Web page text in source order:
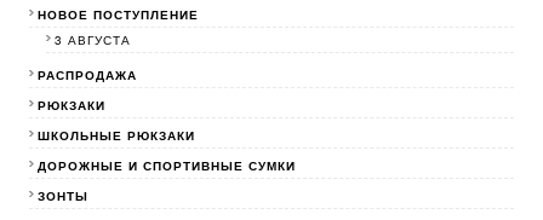
НОВОЕ ПОСТУПЛЕНИЕ
3 АВГУСТА
РАСПРОДАЖА
РЮКЗАКИ
ШКОЛЬНЫЕ РЮКЗАКИ
ДОРОЖНЫЕ И СПОРТИВНЫЕ СУМКИ
ЗОНТЫ